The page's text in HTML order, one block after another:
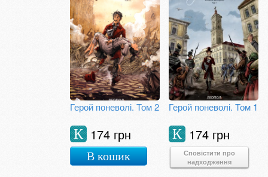
Герой поневолі. Том 2
174 грн
К
В кошик
Герой поневолі. Том 1
174 грн
К
Сповістити про
надходження